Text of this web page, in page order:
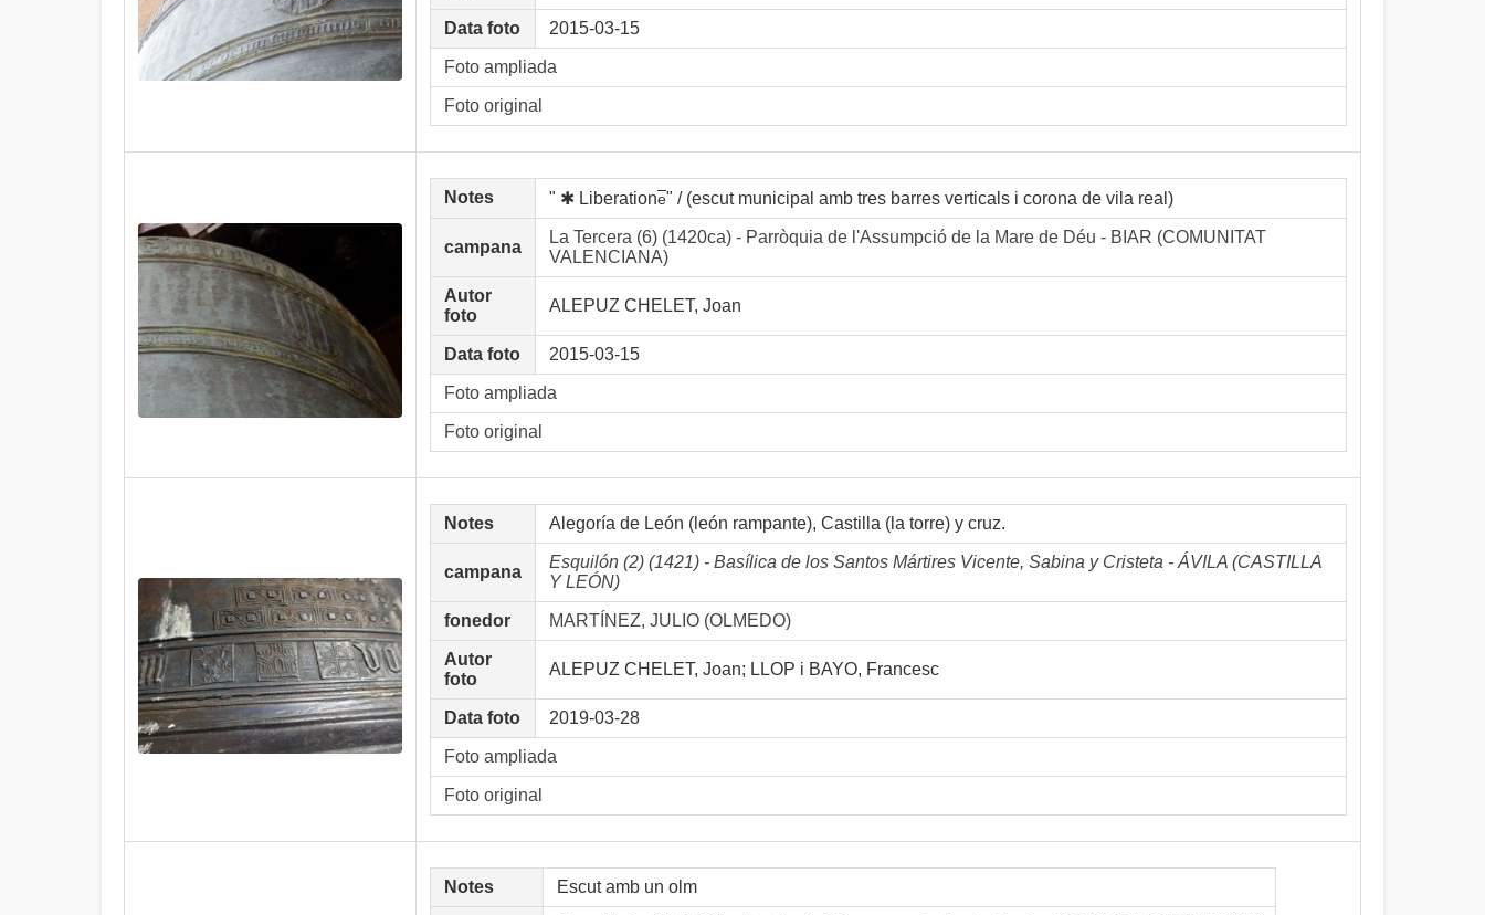
Data foto 2015-03-15
Foto ampliada
Foto original
Notes " ✱ Liberatione" / (escut municipal amb tres barres verticals i corona de vila real)
campana
La Tercera (6) (1420ca) - Parròquia de l'Assumpció de la Mare de Déu - BIAR (COMUNITAT
VALENCIANA)
Autor
foto
ALEPUZ CHELET, Joan
Data foto 2015-03-15
Foto ampliada
Foto original
Notes Alegoría de León (león rampante), Castilla (la torre) y cruz.
campana
Esquilón (2) (1421) - Basílica de los Santos Mártires Vicente, Sabina y Cristeta - ÁVILA (CASTILLA
Y LEÓN)
fonedor MARTÍNEZ, JULIO (OLMEDO)
Autor
foto
ALEPUZ CHELET, Joan; LLOP i BAYO, Francesc
Data foto 2019-03-28
Foto ampliada
Foto original
Notes Escut amb un olm